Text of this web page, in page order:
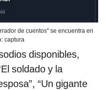
de cuentos" se encuentra en
captura
disponibles,
soldado y la
“Un gigante